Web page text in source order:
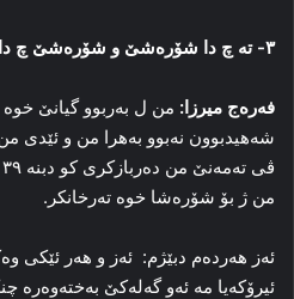
٣- تە چ دا شۆرەشێ و شۆرەشێ چ دا تە؟
فەرەج میرزا: من ل بەربوو گیانێ
شەهیدبوون نەبوو بەهرا من و ئێدی
من ژ بۆ شۆرەشا خوە تەرخانکر.
ئەز هەردەم دبێژم: ئەز و هەر ئێکی
ئیرۆکەیا مە ئەو گەلەکێ بەختەوەرە